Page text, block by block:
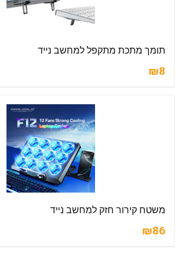
תומך מתכת מתקפל למחשב נייד
₪8
משטח קירור חזק למחשב נייד
₪86